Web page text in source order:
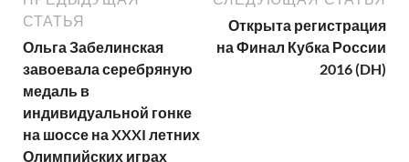
СТАТЬЯ
Ольга Забелинская
завоевала серебряную
медаль в
индивидуальной гонке
на шоссе на XXXI летних
Олимпийских играх
Открыта регистрация
на Финал Кубка России
2016 (DH)